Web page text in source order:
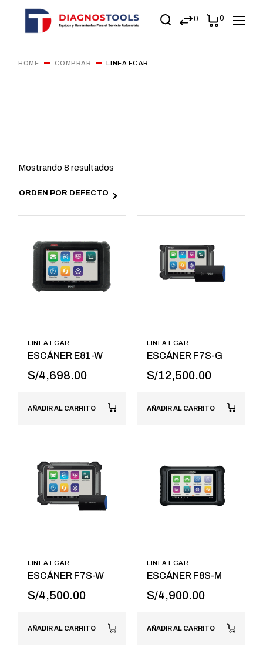
0 0
HOME COMPRAR LINEA FCAR
Mostrando 8 resultados
ORDEN POR DEFECTO
LINEA FCAR
ESCÁNER E81-W
S/4,698.00
AÑADIR AL CARRITO
LINEA FCAR
ESCÁNER F7S-G
S/12,500.00
AÑADIR AL CARRITO
LINEA FCAR
ESCÁNER F7S-W
S/4,500.00
AÑADIR AL CARRITO
LINEA FCAR
ESCÁNER F8S-M
S/4,900.00
AÑADIR AL CARRITO